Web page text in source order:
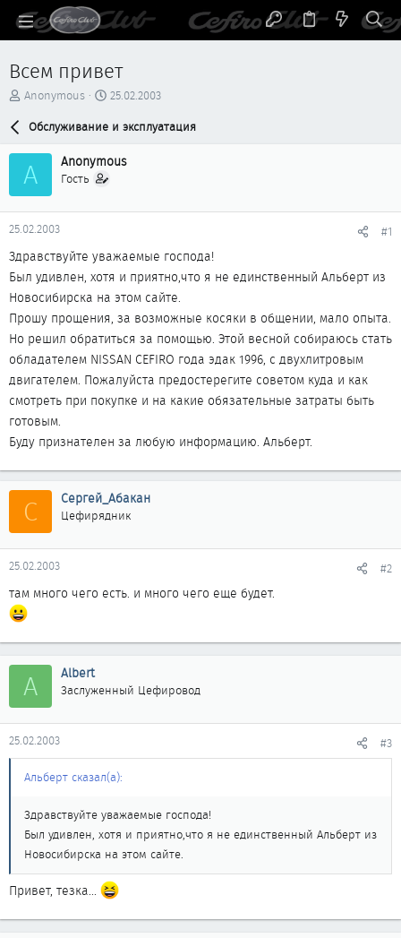
Всем привет
А
р
т
м
ы
Anonymous
Д
т
н
а
25.02.2003
Обслуживание и эксплуатация
A Anonymous
Гость
25.02.2003 #1
Здравствуйте уважаемые господа!
Был удивлен, хотя и приятно,что я не единственный Альберт из
Новосибирска на этом сайте.
Прошу прощения, за возможные косяки в общении, мало опыта.
Но решил обратиться за помощью. Этой весной собираюсь стать
обладателем NISSAN CEFIRO года эдак 1996, с двухлитровым
двигателем. Пожалуйста предостерегите советом куда и как
смотреть при покупке и на какие обязательные затраты быть
готовым.
Буду признателен за любую информацию. Альберт.
С Сергей_Абакан
Цефирядник
25.02.2003 #2
там много чего есть. и много чего еще будет.
A Albert
Заслуженный Цефировод
25.02.2003 #3
Альберт сказал(а):
Здравствуйте уважаемые господа!
Был удивлен, хотя и приятно,что я не единственный Альберт из
Новосибирска на этом сайте.
Привет, тезка...